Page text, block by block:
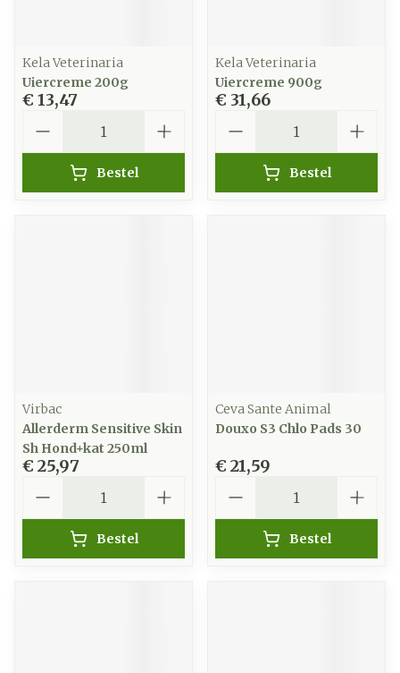
Kela Veterinaria
Uiercreme 200g
€ 13,47
Bestel
Kela Veterinaria
Uiercreme 900g
€ 31,66
Bestel
Virbac
Allerderm Sensitive Skin
Sh Hond+kat 250ml
€ 25,97
Bestel
Ceva Sante Animal
Douxo S3 Chlo Pads 30
€ 21,59
Bestel